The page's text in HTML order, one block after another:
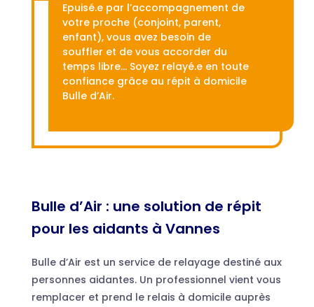
Epuisé.e par l’accompagnement de
votre proche (conjoint, parent,
enfant), vous avez besoin de
souffler et de vous accorder du
temps libre… Soyez relayé.e en toute
confiance grâce au répit à domicile
Bulle d’Air.
Bulle d’Air : une solution de répit
pour les aidants à Vannes
Bulle d’Air est un service de relayage destiné aux
personnes aidantes. Un professionnel vient vous
remplacer et prend le relais à domicile auprès